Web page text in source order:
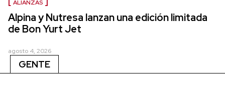
ALIANZAS
Alpina y Nutresa lanzan una edición limitada
de Bon Yurt Jet
agosto 4, 2026
GENTE